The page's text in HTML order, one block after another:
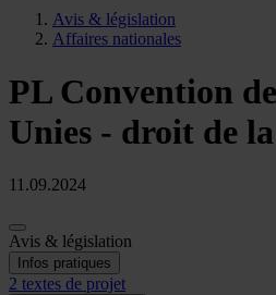
Avis & législation
Affaires nationales
PL Convention
Unies - droit de
11.09.2024
Avis & législation
Infos pratiques
2 textes de projet